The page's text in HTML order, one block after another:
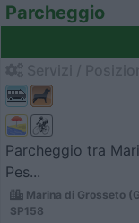
Parcheggio
Parcheggio tra
Pes...
Marina di Grosseto
SP158